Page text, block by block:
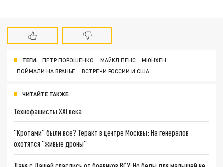
ТЕГИ: ПЕТР ПОРОШЕНКО МАЙКЛ ПЕНС
МЮНХЕН
ПОЙМАЛИ НА ВРАНЬЕ
ВСТРЕЧИ РОССИИ И США
ЧИТАЙТЕ ТАКЖЕ:
Технофашисты XXI века
"Кротами" были все? Теракт в центре Москвы: На генералов
охотятся "живые дроны"